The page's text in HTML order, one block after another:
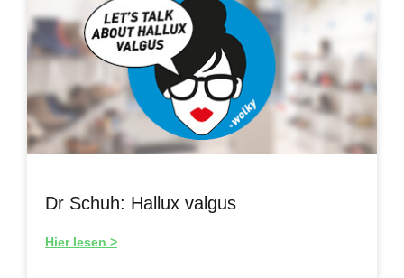
Dr Schuh: Hallux valgus
Hier lesen >